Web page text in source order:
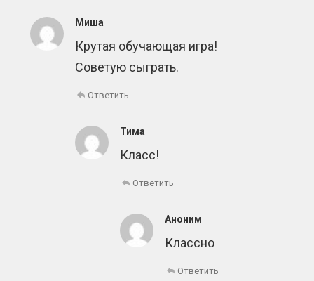
Миша
Крутая обучающая игра!
Советую сыграть.
Ответить
Тима
Класс!
Ответить
Аноним
Классно
Ответить